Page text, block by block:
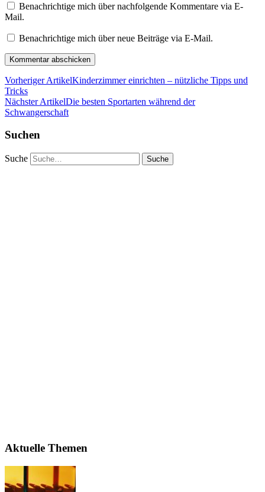
Benachrichtige mich über nachfolgende Kommentare via E-
Mail.
Benachrichtige mich über neue Beiträge via E-Mail.
Vorheriger ArtikelKinderzimmer einrichten – nützliche Tipps und
Tricks
Nächster ArtikelDie besten Sportarten während der
Schwangerschaft
Suchen
Suche
Aktuelle Themen